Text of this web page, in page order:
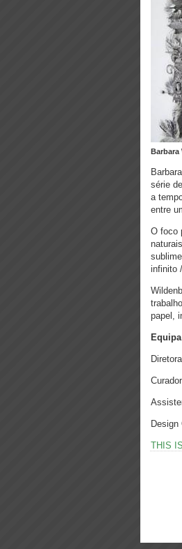
série
a
entre
O foco
infinito
papel,
Equipa
THIS